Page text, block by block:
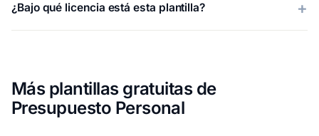
¿Bajo qué licencia está esta plantilla?
Más plantillas gratuitas de
Presupuesto Personal